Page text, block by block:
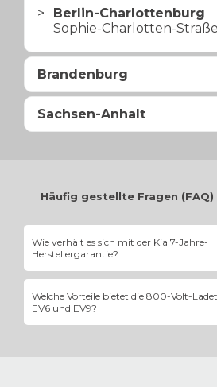
Berlin-Charlottenburg
Sophie-Charlotten-
Brandenburg
Sachsen-Anhalt
Häufig gestellte Fragen (FAQ)
Wie verhält es sich mit der Kia 7-Jahre-
Herstellergarantie?
für 7 Jahre oder bis zu einer Laufleistung
Diese Garantie ist an das Fahrzeug
den extrem hohen Werterhalt eines Kia
Welche Vorteile bietet die 800-Volt-
EV6 und EV9?